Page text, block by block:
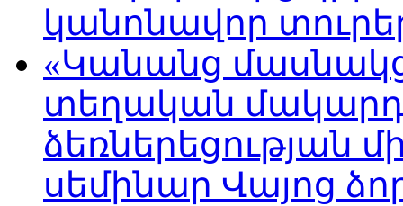
կանոնավոր
«Կանանց
տեղական
ձեռներեցության
սեմինար Վայոց